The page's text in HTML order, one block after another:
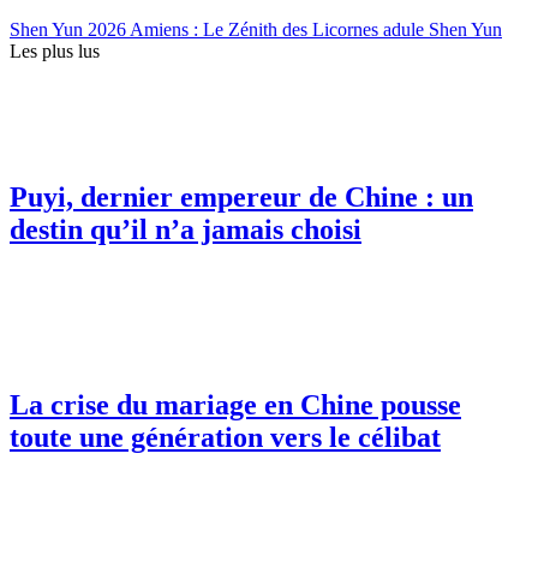
Shen Yun 2026 Amiens : Le Zénith des Licornes adule Shen Yun
Les plus lus
Puyi, dernier empereur de Chine : un
destin qu’il n’a jamais choisi
La crise du mariage en Chine pousse
toute une génération vers le célibat